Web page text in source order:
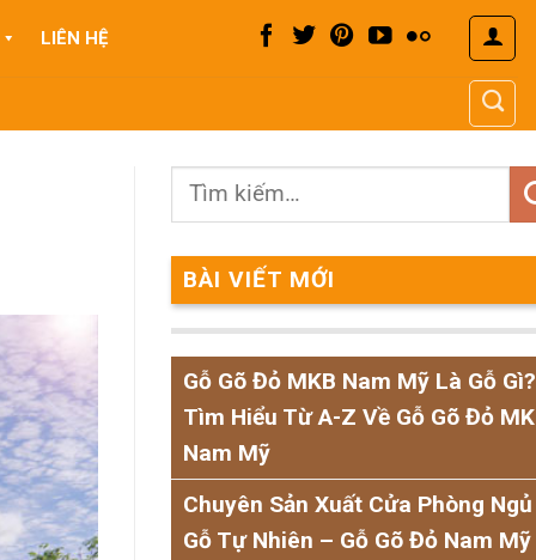
LIÊN HỆ
BÀI VIẾT MỚI
Gỗ Gõ Đỏ MKB Nam Mỹ Là Gỗ Gì?
Tìm Hiểu Từ A-Z Về Gỗ Gõ Đỏ
Nam Mỹ
Chuyên Sản Xuất Cửa Phòng Ngủ
Gỗ Tự Nhiên – Gỗ Gõ Đỏ Nam Mỹ